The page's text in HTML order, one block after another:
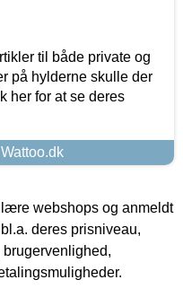
til både private og
på hylderne skulle der
her for at se deres
webshops og anmeldt
deres prisniveau,